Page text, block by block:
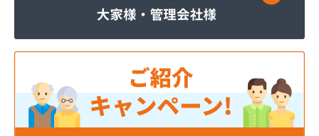
サンダイ燃料店
ジェイエイ・トービス株式会社 名古屋営業所
ダイイチガスコム株式会社 尾張営業所
チリウヒーターサービス
ツバメガス株式会社新城営業所
ニイミガス株式会社